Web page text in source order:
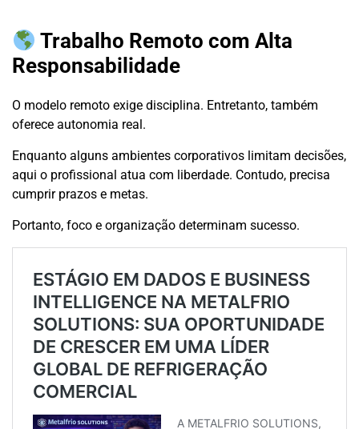
Trabalho Remoto com Alta
Responsabilidade
O modelo remoto exige disciplina. Entretanto, também
oferece autonomia real.
Enquanto alguns ambientes corporativos limitam decisões,
aqui o profissional atua com liberdade. Contudo, precisa
cumprir prazos e metas.
Portanto, foco e organização determinam sucesso.